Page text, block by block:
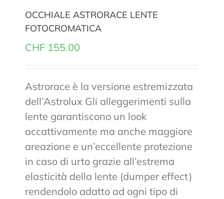
OCCHIALE ASTRORACE LENTE
FOTOCROMATICA
CHF 155.00
Astrorace è la versione estremizzata
dell’Astrolux Gli alleggerimenti sulla
lente garantiscono un look
accattivamente ma anche maggiore
areazione e un’eccellente protezione
in caso di urto grazie all’estrema
elasticità della lente (dumper effect)
rendendolo adatto ad ogni tipo di